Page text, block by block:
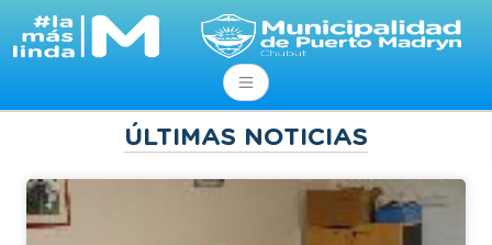
ÚLTIMAS NOTICIAS